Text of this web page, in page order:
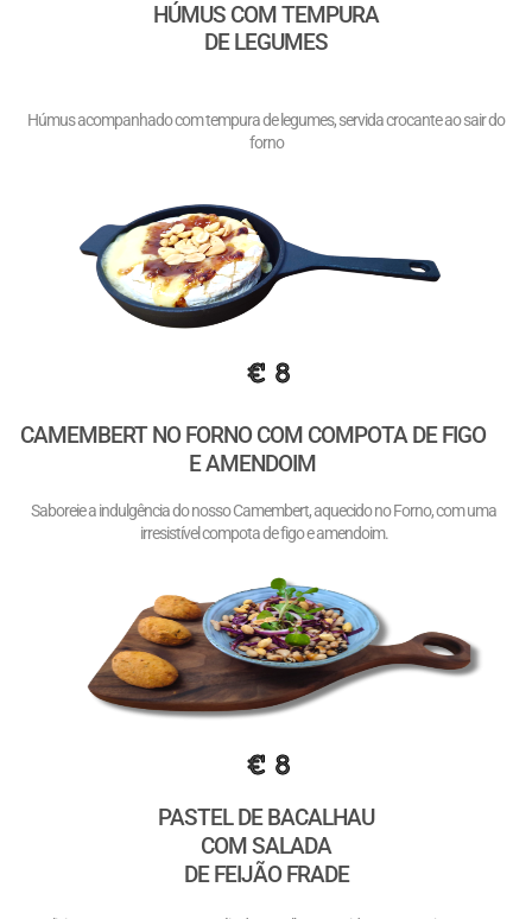
HÚMUS COM TEMPURA
DE LEGUMES
Húmus acompanhado com tempura de legumes, servida crocante ao sair do
forno
€ 8
CAMEMBERT NO FORNO COM COMPOTA DE FIGO
E AMENDOIM
Saboreie a indulgência do nosso Camembert, aquecido no Forno, com uma
irresistível compota de figo e amendoim.
€ 8
PASTEL DE BACALHAU
COM SALADA
DE FEIJÃO FRADE